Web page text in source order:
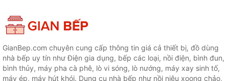
GianBep.com chuyên cung cấp thông tin giá cả thiết bị, đồ dùng
nhà bếp uy tín như Điện gia dụng, bếp các loại, nồi điện, bình đun,
bình thủy, máy pha cà phê, lò vi sóng, lò nướng, máy xay sinh tố,
máy ép, máy hút khói. Dụng cụ nhà bếp như nồi niêu xoong chảo,